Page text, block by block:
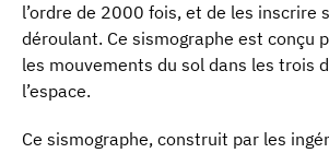
l’ordre de 2000 fois, et de les inscrire
déroulant. Ce sismographe est conçu
les mouvements du sol dans les trois
l’espace.
Ce sismographe, construit par les